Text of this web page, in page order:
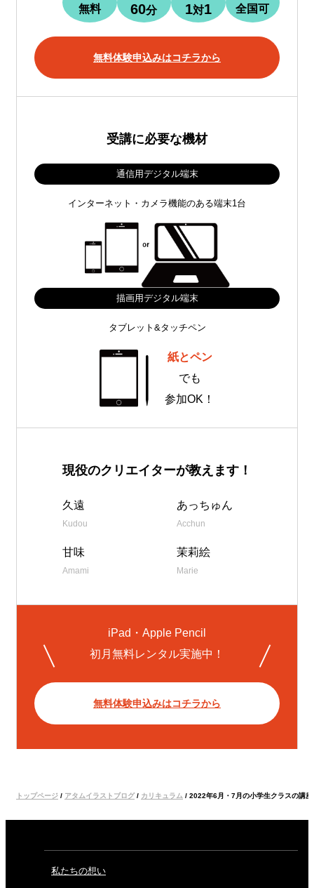
無料 60分 1対1 全国可
無料体験申込みはコチラから
受講に必要な機材
通信用デジタル端末
インターネット・カメラ機能のある端末1台
描画用デジタル端末
タブレット&タッチペン
紙とペン
でも
参加OK！
現役のクリエイターが教えます！
久遠
Kudou
あっちゅん
Acchun
甘味
Amami
茉莉絵
Marie
iPad・Apple Pencil
初月無料レンタル実施中！
無料体験申込みはコチラから
トップページ / アタムイラストブログ/ カリキュラム / 2022年6月・7月の小学生クラスの講
私たちの想い